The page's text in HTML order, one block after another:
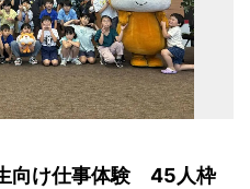
向け仕事体験 45人枠